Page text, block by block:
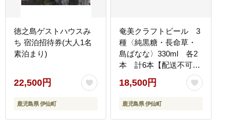
徳之島ゲストハウスみ
ち 宿泊招待券(大人1名
素泊まり)
22,500円
鹿児島県 伊仙町
奄美クラフトビール 3
種〈純黒糖・長命草・
島ばなな〉330ml 各2
本 計6本【配送不可地
域：離島】
18,500円
鹿児島県 伊仙町